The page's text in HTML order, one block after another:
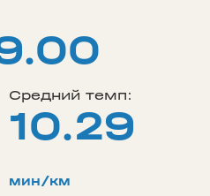
Средний темп:
10.29
мин/км